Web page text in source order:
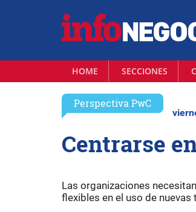
HOME SECCIONES
Perspectiva PwC
Centrarse
Las organizaciones
flexibles en el uso de